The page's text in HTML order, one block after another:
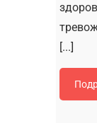
[...]